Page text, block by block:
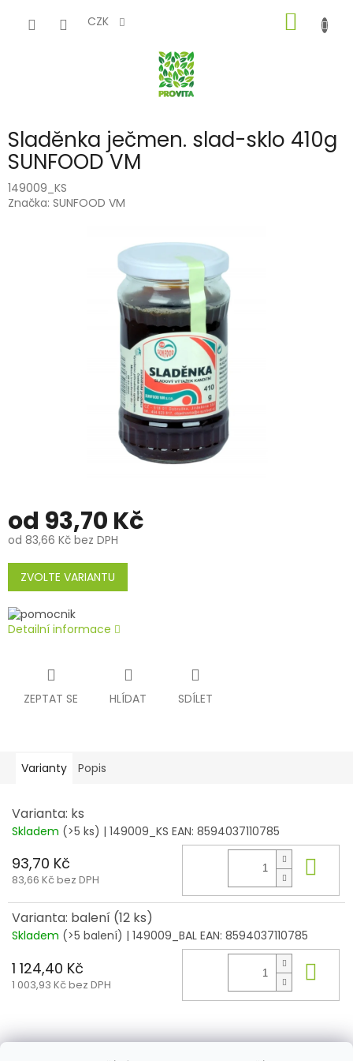
CZK
KOŠÍK
Sladěnka ječmen. slad-sklo 410g
SUNFOOD VM
149009_KS
Značka: SUNFOOD VM
od 93,70 Kč
od 83,66 Kč bez DPH
Měrná
cena:
ZVOLTE VARIANTU
Detailní informace
ZEPTAT SE HLÍDAT SDÍLET
Varianty Popis
Varianta: ks
Skladem (>5 ks) | 149009_KS EAN: 8594037110785
93,70 Kč
83,66 Kč bez DPH
Varianta: balení (12 ks)
Skladem (>5 balení) | 149009_BAL EAN: 8594037110785
1 124,40 Kč
1 003,93 Kč bez DPH
Z